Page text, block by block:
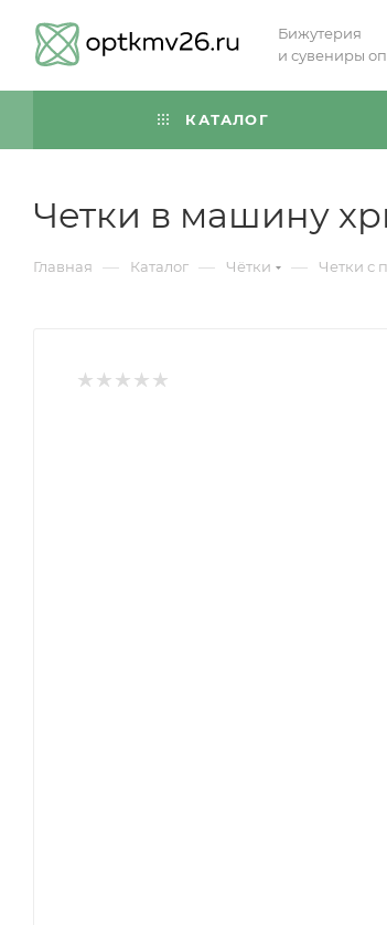
Бижутерия
и сувениры
КАТАЛОГ
Четки в машину
Главная — Каталог — Чётки — Четки с